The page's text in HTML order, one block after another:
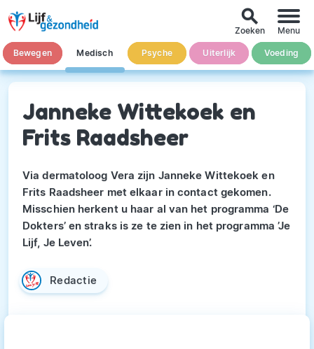
Bewegen Medisch Psyche Uiterlijk Voeding
search
Zoeken Menu
Janneke Wittekoek en
Frits Raadsheer
Via dermatoloog Vera zijn Janneke Wittekoek en
Frits Raadsheer met elkaar in contact gekomen.
Misschien herkent u haar al van het programma ‘De
Dokters’ en straks is ze te zien in het programma ’Je
Lijf, Je Leven’.
Redactie